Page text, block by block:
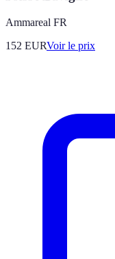
Ammareal FR
152 EURVoir le prix